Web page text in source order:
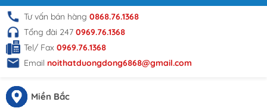
mỹ cho không gian làm việc
Bàn kết hợp với tủ phụ hài hòa và thẩm mỹ
Tư vấn bán hàng 0868.76.1368
Tổng đài 247 0969.76.1368
Tel/ Fax 0969.76.1368
Email noithatduongdong6868@gmail.com
Miền Bắc